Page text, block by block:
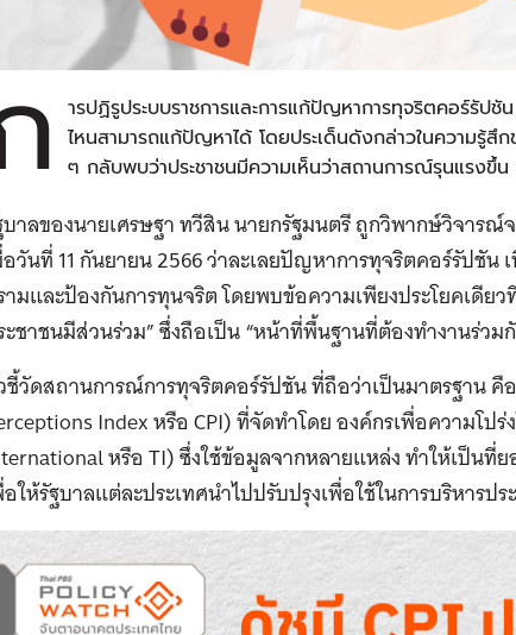
ารปฏิรูประบบราชการและการแก้ปัญหาการทุจริตคอร์รัป
ไหนสามารถแก้ปัญหาได้ โดยประเด็นดังกล่าวในความรู้สึ
ๆ กลับพบว่าประชาชนมีความเห็นว่าสถานการณ์รุนแรงขึ้น
าลของนายเศรษฐา ทวีสิน นายกรัฐมนตรี ถูกวิพากษ์วิจาร
อวันที่ 11 กันยายน 2566 ว่าละเลยปัญหาการทุจริตคอร์รัปชัน
มและป้องกันการทุนจริต โดยพบข้อความเพียงประโยคเดีย
ชาชนมีส่วนร่วม” ซึ่งถือเป็น “หน้าที่พื้นฐานที่ต้องทำงานร่วม
ชี้วัดสถานการณ์การทุจริตคอร์รัปชัน ที่ถือว่าเป็นมาตรฐาน คื
Index หรือ CPI) ที่จัดทำโดย องค์กรเพื่อความโป
หรือ TI) ซึ่งใช้ข้อมูลจากหลายแหล่ง ทำให้เป็นที่
อให้รัฐบาลแต่ละประเทศนำไปปรับปรุงเพื่อใช้ในการบริหารป